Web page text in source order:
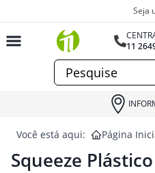
Seja
11
Você está aqui: Página
Squeeze